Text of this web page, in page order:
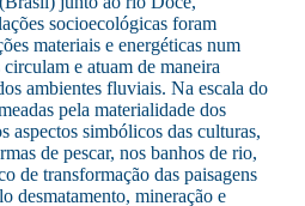
socioecológicas foram
materiais e energéticas num
e atuam de maneira
ambientes fluviais. Na escala do
pela materialidade dos
aspectos simbólicos das culturas,
de pescar, nos banhos de rio,
de transformação das paisagens
desmatamento, mineração e